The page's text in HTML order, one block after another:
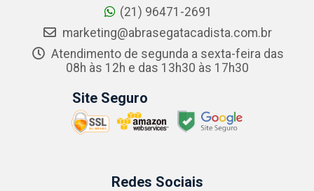
(21) 96471-2691
marketing@abrasegatacadista.com.br
Atendimento de segunda a sexta-feira das
08h às 12h e das 13h30 às 17h30
Site Seguro
Redes Sociais